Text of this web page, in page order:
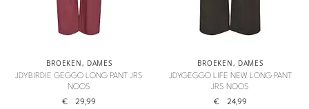
BROEKEN, DAMES
JDYBIRDIE GEGGO LONG PANT JRS
NOOS
€ 29,99
BROEKEN, DAMES
JDYGEGGO LIFE NEW LONG PANT
JRS NOOS
€ 24,99